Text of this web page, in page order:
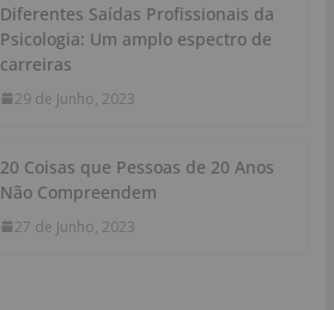
Diferentes Saídas Profissionais da
Psicologia: Um amplo espectro de
carreiras
29 de Junho, 2023
20 Coisas que Pessoas de 20 Anos
Não Compreendem
27 de Junho, 2023